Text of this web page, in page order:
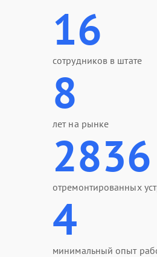
16
сотрудников в штате
8
лет на рынке
2836
отремонтированных
4
минимальный опыт